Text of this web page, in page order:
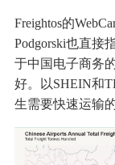
Freightos的
Podgorski也直接
于中国电子商务
好。以SHEIN和
生需要快速运输